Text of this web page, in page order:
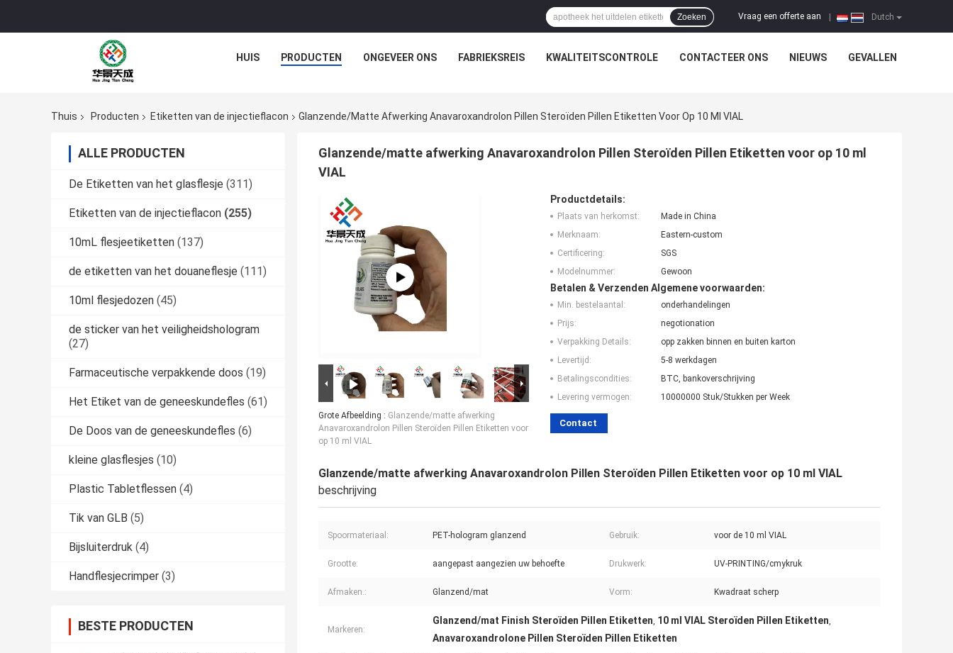
Dutch
Vraag een offerte aan
Zoeken
HUIS PRODUCTEN ONGEVEER ONS FABRIEKSREIS KWALITEITSCONTROLE CONTACTEER ONS NIEUWS GEVALLEN
Thuis Producten Etiketten van de injectieflacon Glanzende/matte Afwerking Anavaroxandrolon Pillen Steroïden Pillen Etiketten Voor Op 10 Ml VIAL
ALLE PRODUCTEN
De Etiketten van het glasflesje (311)
Etiketten van de injectieflacon (255)
10mL flesjeetiketten (137)
de etiketten van het douaneflesje (111)
10ml flesjedozen (45)
de sticker van het veiligheidshologram
(27)
Farmaceutische verpakkende doos (19)
Het Etiket van de geneeskundefles (61)
De Doos van de geneeskundefles (6)
kleine glasflesjes (10)
Plastic Tabletflessen (4)
Tik van GLB (5)
Bijsluiterdruk (4)
Handflesjecrimper (3)
BESTE PRODUCTEN
Glanzende/matte afwerking Anavaroxandrolon Pillen Steroïden Pillen Etiketten voor op 10 ml
VIAL
Grote Afbeelding : Glanzende/matte afwerking
Anavaroxandrolon Pillen Steroïden Pillen Etiketten voor
op 10 ml VIAL
Productdetails:
Plaats van herkomst:
Made in China
Merknaam:
Eastern-custom
Certificering:
SGS
Modelnummer:
Gewoon
Betalen & Verzenden Algemene voorwaarden:
Min. bestelaantal:
onderhandelingen
Prijs:
negotionation
Verpakking Details:
opp zakken binnen en buiten karton
Levertijd:
5-8 werkdagen
Betalingscondities:
BTC, bankoverschrijving
Levering vermogen:
10000000 Stuk/Stukken per Week
Contact
Glanzende/matte afwerking Anavaroxandrolon Pillen Steroïden Pillen Etiketten voor op 10 ml VIAL
beschrijving
Spoormateriaal: PET-hologram glanzend Gebruik: voor de 10 ml VIAL
Grootte: aangepast aangezien uw behoefte Drukwerk: UV-PRINTING/cmykruk
Afmaken.: Glanzend/mat Vorm: Kwadraat scherp
Markeren:
Glanzend/mat Finish Steroïden Pillen Etiketten, 10 ml VIAL Steroïden Pillen Etiketten,
Anavaroxandrolone Pillen Steroïden Pillen Etiketten